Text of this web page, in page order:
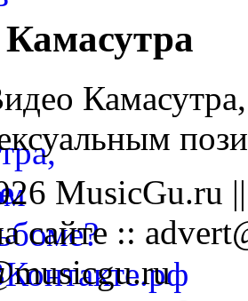
MusicGu.ru
сайте ::